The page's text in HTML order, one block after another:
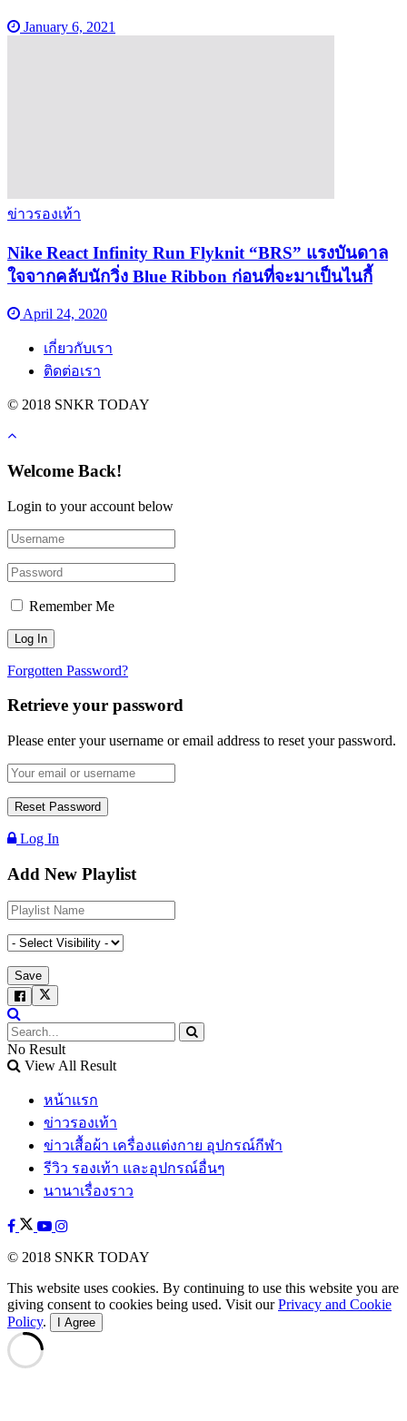
January 6, 2021
ข่าวรองเท้า
Nike React Infinity Run Flyknit “BRS” แรงบันดาล
ใจจากคลับนักวิ่ง Blue Ribbon ก่อนที่จะมาเป็นไนกี้
April 24, 2020
เกี่ยวกับเรา
ติดต่อเรา
© 2018 SNKR TODAY
Welcome Back!
Login to your account below
Remember Me
Forgotten Password?
Retrieve your password
Please enter your username or email address to reset your password.
Log In
Add New Playlist
No Result
View All Result
หน้าแรก
ข่าวรองเท้า
ข่าวเสื้อผ้า เครื่องแต่งกาย อุปกรณ์กีฬา
รีวิว รองเท้า และอุปกรณ์อื่นๆ
นานาเรื่องราว
© 2018 SNKR TODAY
This website uses cookies. By continuing to use this website you are
giving consent to cookies being used. Visit ourPrivacy and Cookie
Policy. I Agree